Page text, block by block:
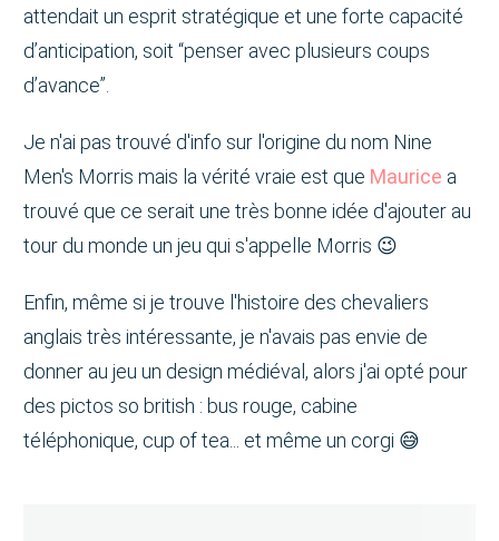
attendait un esprit stratégique et une forte capacité
d’anticipation, soit “penser avec plusieurs coups
d’avance”.
Je n'ai pas trouvé d'info sur l'origine du nom Nine
Men's Morris mais la vérité vraie est que Maurice a
trouvé que ce serait une très bonne idée d'ajouter au
tour du monde un jeu qui s'appelle Morris 😉
Enfin, même si je trouve l'histoire des chevaliers
anglais très intéressante, je n'avais pas envie de
donner au jeu un design médiéval, alors j'ai opté pour
des pictos so british : bus rouge, cabine
téléphonique, cup of tea... et même un corgi 😅